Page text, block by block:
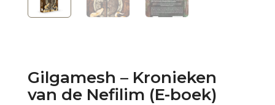
Gilgamesh – Kronieken
van de Nefilim (E-boek)